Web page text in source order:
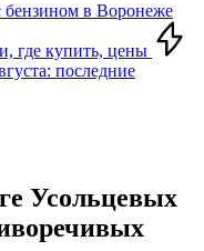
бензином в Воронеже
где купить, цены
последние
Усольцевых